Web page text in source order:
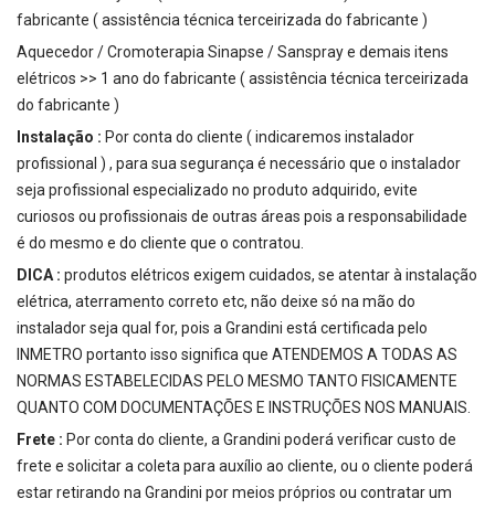
fabricante ( assistência técnica terceirizada do fabricante )
Aquecedor / Cromoterapia Sinapse / Sanspray e demais itens
elétricos >> 1 ano do fabricante ( assistência técnica terceirizada
do fabricante )
Instalação : Por conta do cliente ( indicaremos instalador
profissional ) , para sua segurança é necessário que o instalador
seja profissional especializado no produto adquirido, evite
curiosos ou profissionais de outras áreas pois a responsabilidade
é do mesmo e do cliente que o contratou.
DICA : produtos elétricos exigem cuidados, se atentar à instalação
elétrica, aterramento correto etc, não deixe só na mão do
instalador seja qual for, pois a Grandini está certificada pelo
INMETRO portanto isso significa que ATENDEMOS A TODAS AS
NORMAS ESTABELECIDAS PELO MESMO TANTO FISICAMENTE
QUANTO COM DOCUMENTAÇÕES E INSTRUÇÕES NOS MANUAIS.
Frete : Por conta do cliente, a Grandini poderá verificar custo de
frete e solicitar a coleta para auxílio ao cliente, ou o cliente poderá
estar retirando na Grandini por meios próprios ou contratar um